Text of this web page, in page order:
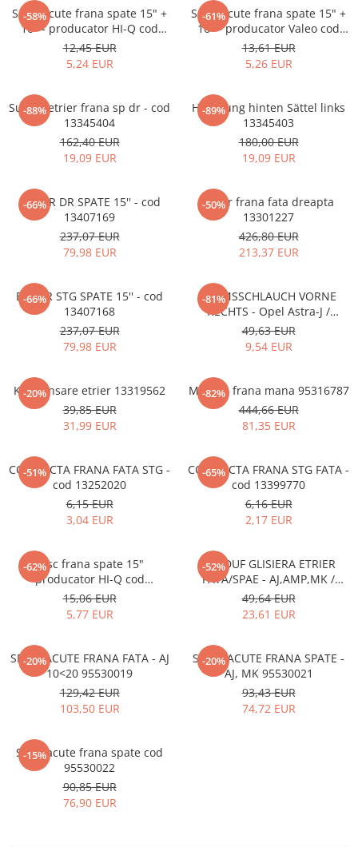
MOVANO
TIGRA-B 2004-2009
VIVARO
ZAFIRA
Mazda CX-80 KL
SX4 S-CROSS Hybrid 48V 2020-
prezent
S-CROSS HYBRID 48V 2022-prezent
VITARA Hybrid 48V 2020-prezent
VITARA Strong Hybrid 140V 2022-
SPARK M300 2010-2018
-58%
Set placute frana spate 15" +
16" - producator HI-Q cod
13300867
12,45 EUR
5,24 EUR
-61%
Set placute frana spate 15" +
16" - producator Valeo cod
13300867
13,61 EUR
5,26 EUR
-88%
Suport etrier frana sp dr - cod
13345404
162,40 EUR
19,09 EUR
-89%
Halterung hinten Sättel links
13345403
180,00 EUR
19,09 EUR
-66%
ETRIER DR SPATE 15'' - cod
13407169
237,07 EUR
79,98 EUR
-50%
Etrier frana fata dreapta
13301227
426,80 EUR
213,37 EUR
-66%
ETRIER STG SPATE 15'' - cod
13407168
237,07 EUR
79,98 EUR
-81%
BREMSSCHLAUCH VORNE
RECHTS - Opel Astra-J /
Ampera 39041648
49,63 EUR
9,54 EUR
-20%
Kit etansare etrier 13319562
39,85 EUR
31,99 EUR
-82%
Maneta frana mana 95316787
444,66 EUR
81,35 EUR
-51%
CONDUCTA FRANA FATA STG -
cod 13252020
6,15 EUR
3,04 EUR
-65%
CONDUCTA FRANA STG FATA -
cod 13399770
6,16 EUR
2,17 EUR
-62%Disc frana spate 15"
producator HI-Q cod
13502135
15,06 EUR
5,77 EUR
-52%
BURDUF GLISIERA ETRIER
FATA/SPAE - AJ,AMP,MK /
1605174 13418686
49,64 EUR
23,61 EUR
-20%
SET PLACUTE FRANA FATA - AJ
10<20 95530019
129,42 EUR
103,50 EUR
-20%
SET PLACUTE FRANA SPATE -
AJ, MK 95530021
93,43 EUR
74,72 EUR
-15%
Set placute frana spate cod
95530022
90,85 EUR
76,90 EUR